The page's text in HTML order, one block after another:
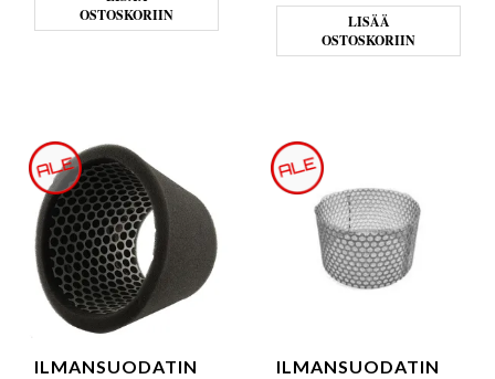
OSTOSKORIIN
LISÄÄ
OSTOSKORIIN
ILMANSUODATIN
ILMANSUODATIN